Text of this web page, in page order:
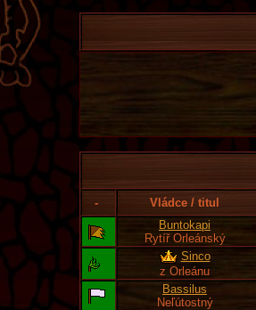
- Vládce / titul
Buntokapi
Rytíř Orleánský
Sinco
z Orleánu
Bassilus
Neľútostný